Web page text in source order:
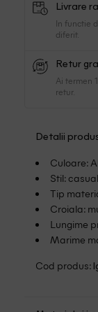
Livrare
In functie
diferit.
Retur
Ai termen
retur.
Detalii
Culoare:
Stil: casual
Tip
Croiala:
Lungime
Marime
Cod produs: